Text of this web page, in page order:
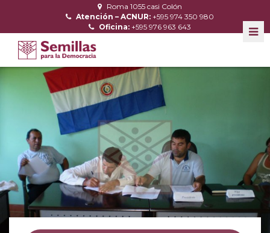
Roma 1055 casi Colón
Atención – ACNUR: +595 974 350 980
Oficina: +595 976 963 643